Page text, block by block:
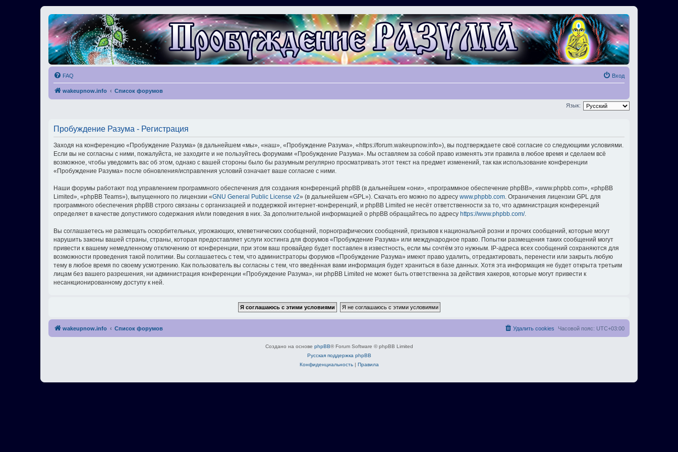
FAQ Вход
wakeupnow.info Список форумов
Язык:
Пробуждение Разума - Регистрация
Заходя на конференцию «Пробуждение Разума» (в дальнейшем «мы», «наш», «Пробуждение Разума», «https://forum.wakeupnow.info»), вы подтверждаете своё согласие со следующими условиями.
Если вы не согласны с ними, пожалуйста, не заходите и не пользуйтесь форумами «Пробуждение Разума». Мы оставляем за собой право изменять эти правила в любое время и сделаем всё
возможное, чтобы уведомить вас об этом, однако с вашей стороны было бы разумным регулярно просматривать этот текст на предмет изменений, так как использование конференции
«Пробуждение Разума» после обновления/исправления условий означает ваше согласие с ними.
Наши форумы работают под управлением программного обеспечения для создания конференций phpBB (в дальнейшем «они», «программное обеспечение phpBB», «www.phpbb.com», «phpBB
Limited», «phpBB Teams»), выпущенного по лицензии «GNU General Public License v2» (в дальнейшем «GPL»). Скачать его можно по адресу www.phpbb.com . Ограничения лицензии GPL для
программного обеспечения phpBB строго связаны с организацией и поддержкой интернет-конференций, и phpBB Limited не несёт ответственности за то, что администрация конференций
определяет в качестве допустимого содержания и/или поведения в них. За дополнительной информацией о phpBB обращайтесь по адресу https://www.phpbb.com/.
Вы соглашаетесь не размещать оскорбительных, угрожающих, клеветнических сообщений, порнографических сообщений, призывов к национальной розни и прочих сообщений, которые могут
нарушить законы вашей страны, страны, которая предоставляет услуги хостинга для форумов «Пробуждение Разума» или международное право. Попытки размещения таких сообщений могут
привести к вашему немедленному отключению от конференции, при этом ваш провайдер будет поставлен в известность, если мы сочтём это нужным. IP-адреса всех сообщений сохраняются для
возможности проведения такой политики. Вы соглашаетесь с тем, что администраторы форумов «Пробуждение Разума» имеют право удалить, отредактировать, перенести или закрыть любую
тему в любое время по своему усмотрению. Как пользователь вы согласны с тем, что введённая вами информация будет храниться в базе данных. Хотя эта информация не будет открыта третьим
лицам без вашего разрешения, ни администрация конференции «Пробуждение Разума», ни phpBB Limited не может быть ответственна за действия хакеров, которые могут привести к
несанкционированному доступу к ней.
wakeupnow.info Список форумов Часовой пояс: UTC+03:00
Удалить cookies
Создано на основе phpBB® Forum Software © phpBB Limited
Русская поддержка phpBB
Конфиденциальность| Правила